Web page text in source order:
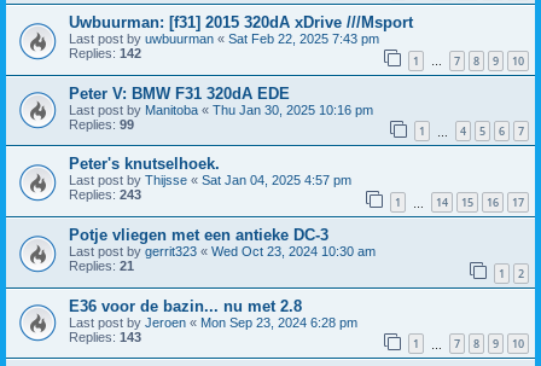
Uwbuurman: [f31] 2015 320dA xDrive ///Msport
Last post by uwbuurman « Sat Feb 22, 2025 7:43 pm
Replies: 142 1 … 7 8 9 10
Peter V: BMW F31 320dA EDE
Last post by Manitoba « Thu Jan 30, 2025 10:16 pm
Replies: 99 1 4 5 6 7
Peter's knutselhoek.
Last post by Thijsse « Sat Jan 04, 2025 4:57 pm
Replies: 243 1 14 15 16 17
Potje vliegen met een antieke DC-3
Last post by gerrit323 « Wed Oct 23, 2024 10:30 am
Replies: 21 1 2
E36 voor de bazin... nu met 2.8
Last post by Jeroen « Mon Sep 23, 2024 6:28 pm
Replies: 143 1 7 8 9 10